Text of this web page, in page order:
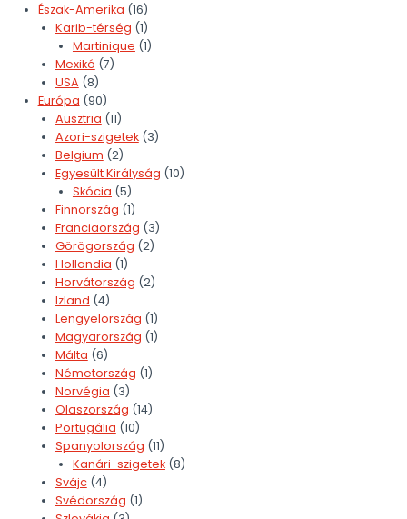
Észak-Amerika (16)
Karib-térség (1)
Martinique (1)
Mexikó (7)
USA (8)
Európa (90)
Ausztria (11)
Azori-szigetek(3)
Belgium (2)
Egyesült Királyság (10)
Skócia (5)
Finnország (1)
Franciaország (3)
Görögország (2)
Hollandia (1)
Horvátország (2)
Izland (4)
Lengyelország (1)
Magyarország (1)
Málta (6)
Németország (1)
Norvégia (3)
Olaszország (14)
Portugália (10)
Spanyolország (11)
Kanári-szigetek(8)
Svájc(4)
Svédország (1)